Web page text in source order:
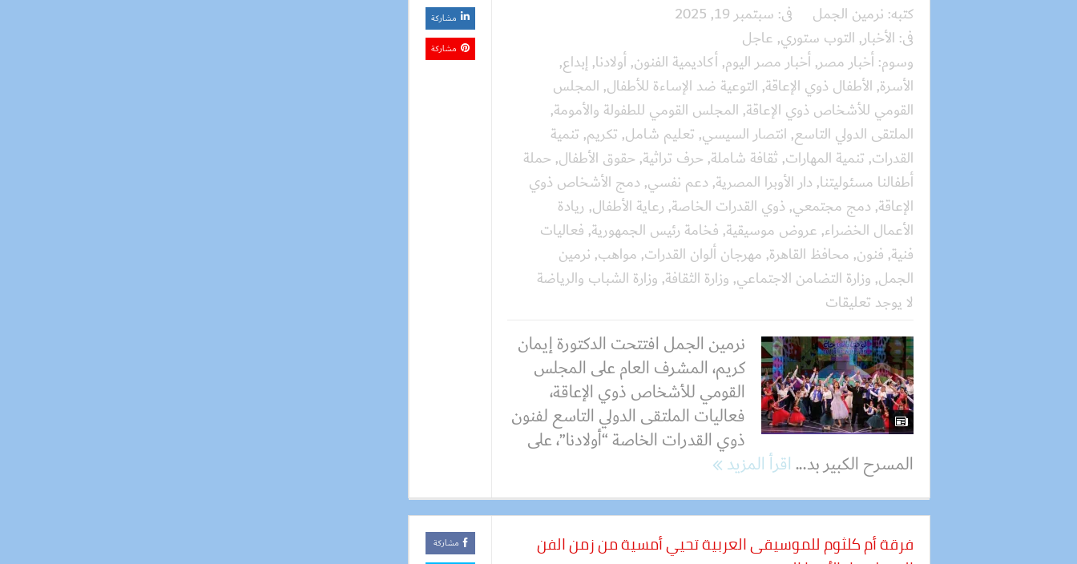
كتبه: نرمين الجمل فى: سبتمبر 19, 2025
فى: الأخبار, التوب ستوري, عاجل
وسوم:أخبار مصر,أخبار مصر اليوم,أكاديمية الفنون,أولادنا, إبداع,
الأسرة, الأطفال ذوي الإعاقة, التوعية ضد الإساءة للأطفال, المجلس
القومي للأشخاص ذوي الإعاقة, المجلس القومي للطفولة والأمومة,
الملتقى الدولي التاسع, انتصار السيسي, تعليم شامل, تكريم, تنمية
القدرات, تنمية المهارات, ثقافة شاملة, حرف تراثية, حقوق الأطفال, حملة
أطفالنا مسئوليتنا, دار الأوبرا المصرية, دعم نفسي, دمج الأشخاص ذوي
الإعاقة, دمج مجتمعي, ذوي القدرات الخاصة, رعاية الأطفال, ريادة
الأعمال الخضراء, عروض موسيقية, فخامة رئيس الجمهورية, فعاليات
فنية, فنون, محافظ القاهرة, مهرجان ألوان القدرات, مواهب, نرمين
الجمل, وزارة التضامن الاجتماعي, وزارة الثقافة, وزارة الشباب والرياضة
لا يوجد تعليقات
نرمين الجمل افتتحت الدكتورة إيمان
كريم، المشرف العام على المجلس
القومي للأشخاص ذوي الإعاقة،
فعاليات الملتقى الدولي التاسع لفنون
ذوي القدرات الخاصة “أولادنا”، على
المسرح الكبير بد...اقرأ المزيد
مشاركة
مشاركة
فرقة أم كلثوم للموسيقى العربية تحيي أمسية من زمن الفن
مشاركة